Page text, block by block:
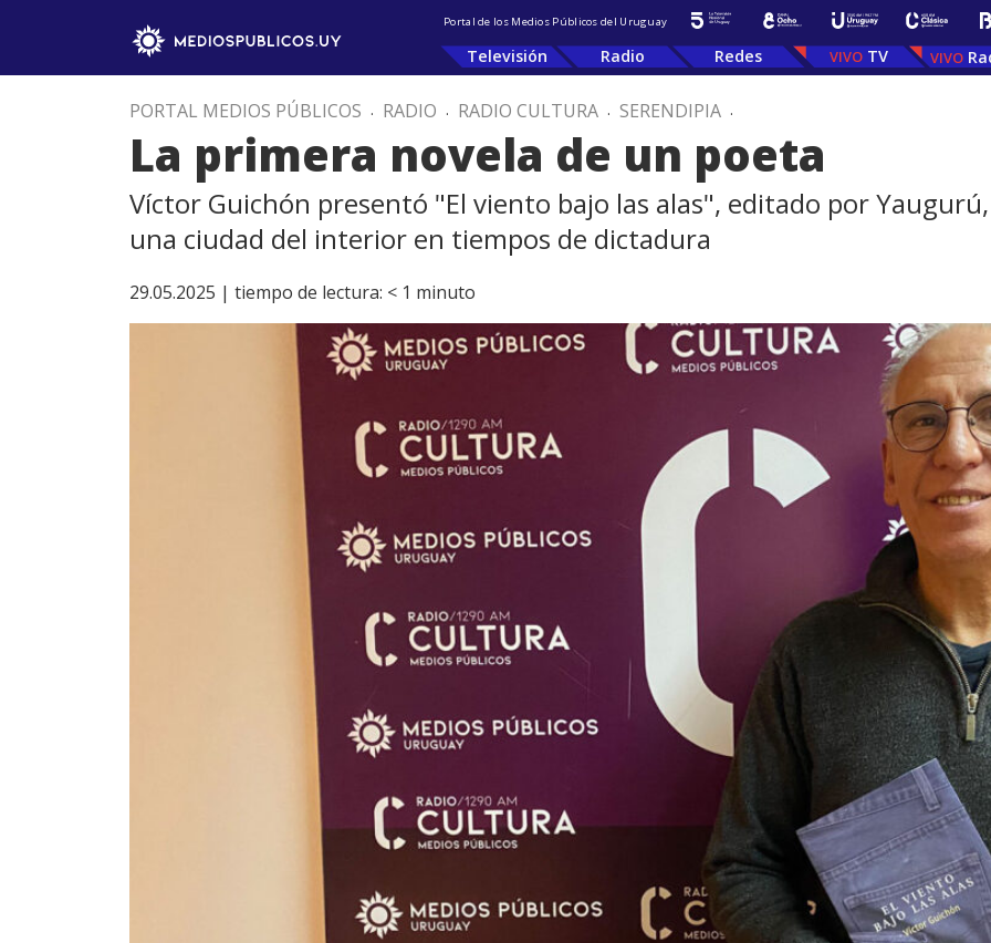
Portal de los Medios Públicos del Uruguay
Televisión Radio Redes TV
PORTAL MEDIOS PÚBLICOS . RADIO . RADIO CULTURA . SERENDIPIA .
La primera novela de un poeta
Víctor Guichón presentó "El viento bajo las alas", editado por
una ciudad del interior en tiempos de dictadura
29.05.2025 | tiempo de lectura: < 1 minuto